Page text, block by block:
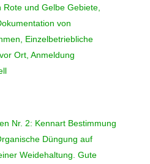
und Gelbe Gebiete,
von
Einzelbetriebliche
Ort, Anmeldung
Nr. 2: Kennart Bestimmung
Düngung auf
Weidehaltung. Gute